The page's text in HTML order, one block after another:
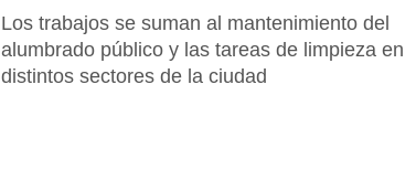
Los trabajos se suman al mantenimiento del
alumbrado público y las tareas de limpieza en
distintos sectores de la ciudad